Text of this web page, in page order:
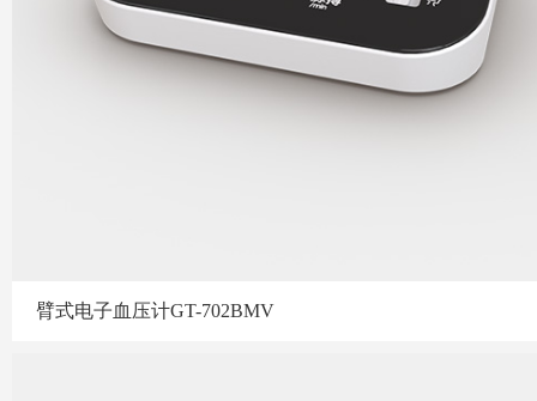
臂式电子血压计GT-702BMV